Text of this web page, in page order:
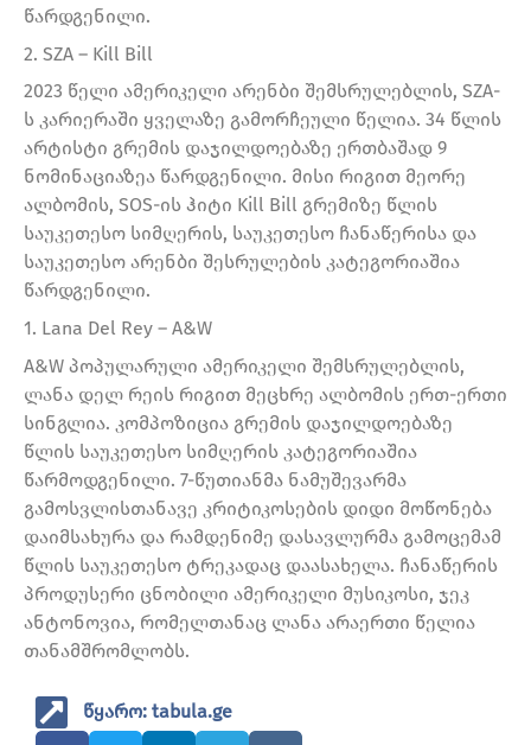
წარდგენილი.
2. SZA – Kill Bill
2023 წელი ამერიკელი არენბი შემსრულებლის, SZA-
ს კარიერაში ყველაზე გამორჩეული წელია. 34 წლის
არტისტი გრემის დაჯილდოებაზე ერთბაშად 9
ნომინაციაზეა წარდგენილი. მისი რიგით მეორე
ალბომის, SOS-ის ჰიტი Kill Bill გრემიზე წლის
საუკეთესო სიმღერის, საუკეთესო ჩანაწერისა და
საუკეთესო არენბი შესრულების კატეგორიაშია
წარდგენილი.
1. Lana Del Rey – A&W
A&W პოპულარული ამერიკელი შემსრულებლის,
ლანა დელ რეის რიგით მეცხრე ალბომის ერთ-ერთი
სინგლია. კომპოზიცია გრემის დაჯილდოებაზე
წლის საუკეთესო სიმღერის კატეგორიაშია
წარმოდგენილი. 7-წუთიანმა ნამუშევარმა
გამოსვლისთანავე კრიტიკოსების დიდი მოწონება
დაიმსახურა და რამდენიმე დასავლურმა გამოცემამ
წლის საუკეთესო ტრეკადაც დაასახელა. ჩანაწერის
პროდუსერი ცნობილი ამერიკელი მუსიკოსი, ჯეკ
ანტონოვია, რომელთანაც ლანა არაერთი წელია
თანამშრომლობს.
წყარო: tabula.ge